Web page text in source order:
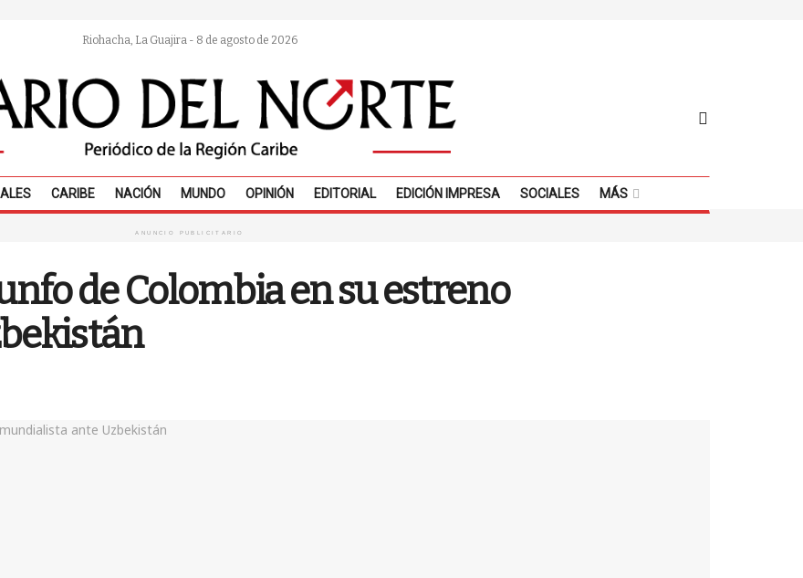
Riohacha, La Guajira - 8 de agosto de 2026
CARIBE NACIÓN MUNDO OPINIÓN EDITORIAL EDICIÓN IMPRESA SOCIALES MÁS
ANUNCIO PUBLICITARIO
de Colombia en su estreno